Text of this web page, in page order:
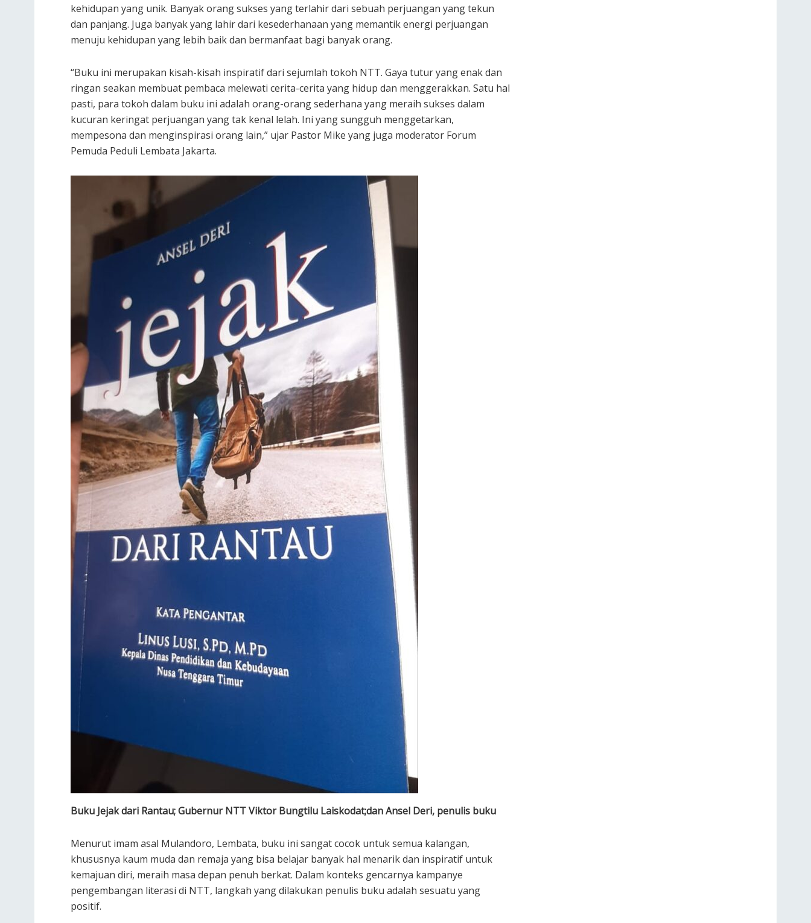
kehidupan yang unik. Banyak orang sukses yang terlahir dari sebuah perjuangan yang tekun
dan panjang. Juga banyak yang lahir dari kesederhanaan yang memantik energi perjuangan
menuju kehidupan yang lebih baik dan bermanfaat bagi banyak orang.
“Buku ini merupakan kisah-kisah inspiratif dari sejumlah tokoh NTT. Gaya tutur yang enak dan
ringan seakan membuat pembaca melewati cerita-cerita yang hidup dan menggerakkan. Satu hal
pasti, para tokoh dalam buku ini adalah orang-orang sederhana yang meraih sukses dalam
kucuran keringat perjuangan yang tak kenal lelah. Ini yang sungguh menggetarkan,
mempesona dan menginspirasi orang lain,” ujar Pastor Mike yang juga moderator Forum
Pemuda Peduli Lembata Jakarta.
Buku Jejak dari Rantau; Gubernur NTT Viktor Bungtilu Laiskodat;dan Ansel Deri, penulis buku
Menurut imam asal Mulandoro, Lembata, buku ini sangat cocok untuk semua kalangan,
khususnya kaum muda dan remaja yang bisa belajar banyak hal menarik dan inspiratif untuk
kemajuan diri, meraih masa depan penuh berkat. Dalam konteks gencarnya kampanye
pengembangan literasi di NTT, langkah yang dilakukan penulis buku adalah sesuatu yang
positif.